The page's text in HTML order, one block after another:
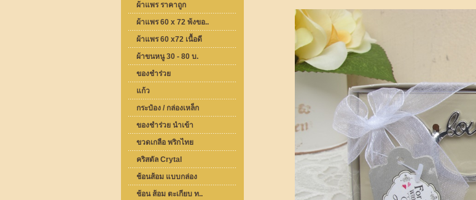
ผ้าแพร ราคาถูก
ผ้าแพร 60 x 72 พ้งขอ..
ผ้าแพร 60 x72 เนื้อดี
ผ้าขนหนู 30 - 80 บ.
ของชำร่วย
แก้ว
กระป๋อง / กล่องเหล็ก
ของชำร่วย นำเข้า
ขวดเกลือ พริกไทย
คริสตัล Crytal
ช้อนส้อม แบบกล่อง
ช้อน ส้อม ตะเกียบ ท..